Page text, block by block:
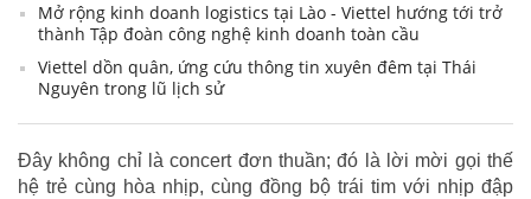
Mở rộng kinh doanh logistics tại Lào - Viettel hướng tới trở
thành Tập đoàn công nghệ kinh doanh toàn cầu
Viettel dồn quân, ứng cứu thông tin xuyên đêm tại Thái
Nguyên trong lũ lịch sử
Đây không chỉ là concert đơn thuần; đó là lời mời gọi thế
hệ trẻ cùng hòa nhịp, cùng đồng bộ trái tim với nhịp đập